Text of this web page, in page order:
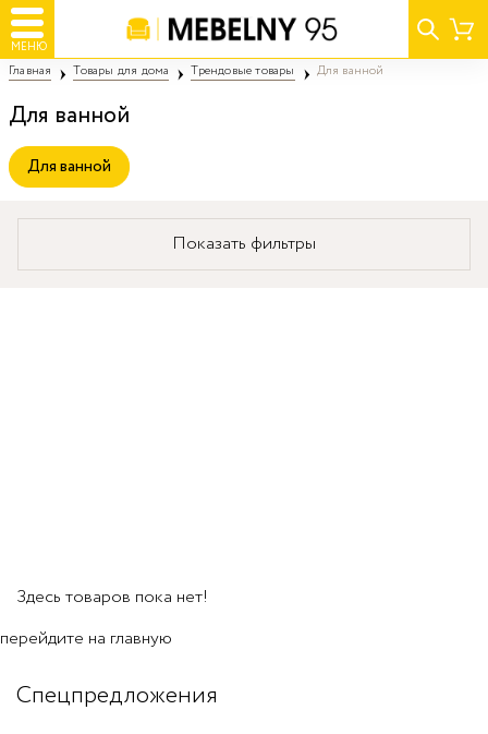
МЕНЮ
Главная Товары для дома Трендовые товары Для ванной
Для ванной
Для ванной
Показать фильтры
Здесь товаров пока нет!
перейдите на главную
Спецпредложения